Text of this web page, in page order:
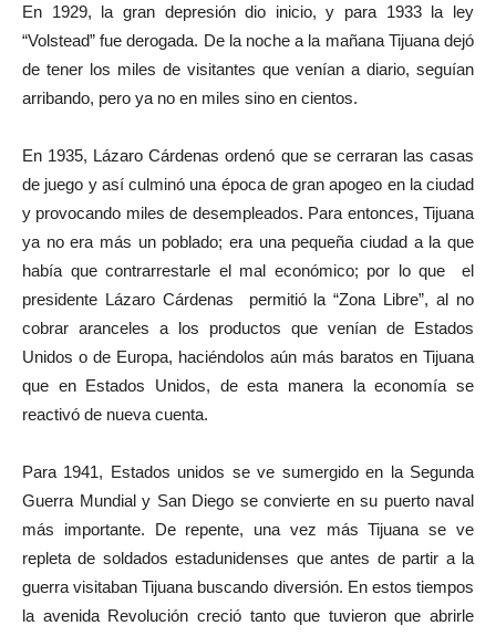
En 1929, la gran depresión dio inicio, y para 1933 la ley
“Volstead” fue derogada. De la noche a la mañana Tijuana dejó
de tener los miles de visitantes que venían a diario, seguían
arribando, pero ya no en miles sino en cientos.
En 1935, Lázaro Cárdenas ordenó que se cerraran las casas
de juego y así culminó una época de gran apogeo en la ciudad
y provocando miles de desempleados. Para entonces, Tijuana
ya no era más un poblado; era una pequeña ciudad a la que
había que contrarrestarle el mal económico; por lo que el
presidente Lázaro Cárdenas permitió la “Zona Libre”, al no
cobrar aranceles a los productos que venían de Estados
Unidos o de Europa, haciéndolos aún más baratos en Tijuana
que en Estados Unidos, de esta manera la economía se
reactivó de nueva cuenta.
Para 1941, Estados unidos se ve sumergido en la Segunda
Guerra Mundial y San Diego se convierte en su puerto naval
más importante. De repente, una vez más Tijuana se ve
repleta de soldados estadunidenses que antes de partir a la
guerra visitaban Tijuana buscando diversión. En estos tiempos
la avenida Revolución creció tanto que tuvieron que abrirle